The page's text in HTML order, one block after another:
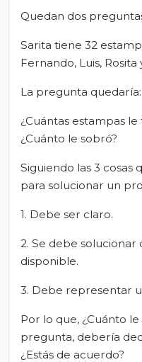
Quedan dos
Sarita tiene 32
Fernando, Luis, Rosita
La pregunta quedaría:
¿Cuántas estampas
¿Cuánto le sobró?
Siguiendo las 3
para solucionar un
1. Debe ser claro.
2. Se debe solucionar
disponible.
3. Debe representar
Por lo que, ¿Cuánto
pregunta, debería
¿Estás de acuerdo?